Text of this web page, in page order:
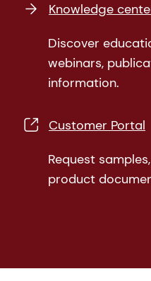
Knowledge
Discover
webinars,
information.
Customer Portal
Request
product